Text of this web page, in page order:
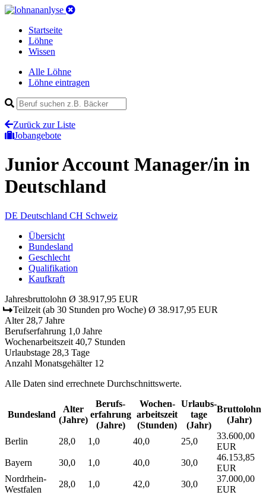
Startseite
Löhne
Wissen
Alle Löhne
Löhne eintragen
Zurück zur Liste
Jobangebote
Junior Account Manager/in in
Deutschland
DE Deutschland CH Schweiz
Übersicht
Bundesland
Geschlecht
Qualifikation
Kaufkraft
Jahresbruttolohn Ø 38.917,95 EUR
Teilzeit (ab 30 Stunden pro Woche) Ø 38.917,95 EUR
Alter 28,7 Jahre
Berufserfahrung 1,0 Jahre
Wochenarbeitszeit 40,7 Stunden
Urlaubstage 28,3 Tage
Anzahl Monatsgehälter 12
Alle Daten sind errechnete Durchschnittswerte.
Bundesland
Alter
(Jahre)
Berufs­
erfahrung
(Jahre)
Wochen­
arbeitszeit
(Stunden)
Urlaubs­
tage
(Jahr)
Bruttolohn
(Jahr)
Berlin 28,0 1,0 40,0 25,0
33.600,00
EUR
Bayern
30,0 1,0 40,0 30,0
46.153,85
EUR
Nordrhein-
Westfalen
28,0 1,0 42,0 30,0
37.000,00
EUR